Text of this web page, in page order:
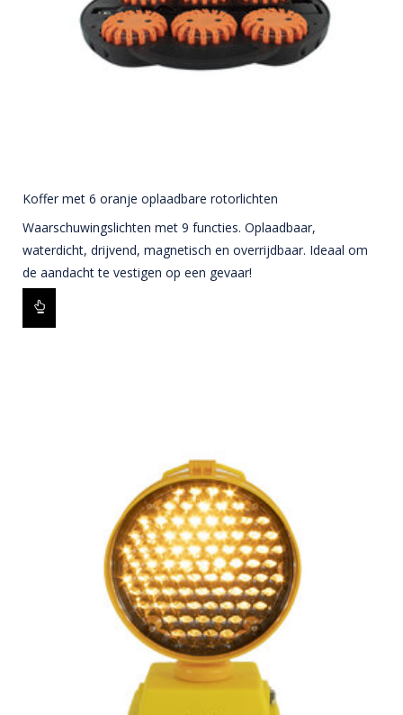
Koffer met 6 oranje oplaadbare rotorlichten
Waarschuwingslichten met 9 functies. Oplaadbaar,
waterdicht, drijvend, magnetisch en overrijdbaar. Ideaal om
de aandacht te vestigen op een gevaar!